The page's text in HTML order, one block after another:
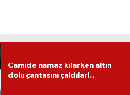
Camide namaz kılarken altın
dolu çantasını çaldılar!..